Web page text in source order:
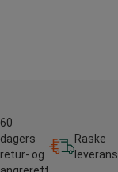
60
dagers
retur- og
Raske